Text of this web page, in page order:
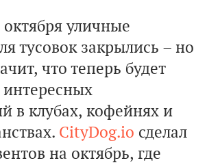
уличные
тусовок закрылись – но
что теперь будет
в клубах, кофейнях и
CityDog.io сделал
на октябрь, где